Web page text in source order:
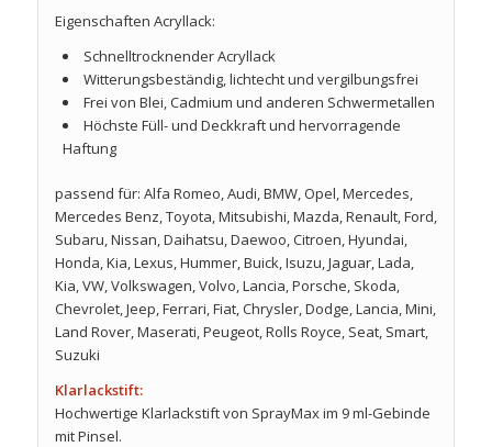
Eigenschaften Acryllack:
Schnelltrocknender Acryllack
Witterungsbeständig, lichtecht und vergilbungsfrei
Frei von Blei, Cadmium und anderen Schwermetallen
Höchste Füll- und Deckkraft und hervorragende
Haftung
passend für: Alfa Romeo, Audi, BMW, Opel, Mercedes,
Mercedes Benz, Toyota, Mitsubishi, Mazda, Renault, Ford,
Subaru, Nissan, Daihatsu, Daewoo, Citroen, Hyundai,
Honda, Kia, Lexus, Hummer, Buick, Isuzu, Jaguar, Lada,
Kia, VW, Volkswagen, Volvo, Lancia, Porsche, Skoda,
Chevrolet, Jeep, Ferrari, Fiat, Chrysler, Dodge, Lancia, Mini,
Land Rover, Maserati, Peugeot, Rolls Royce, Seat, Smart,
Suzuki
Klarlackstift:
Hochwertige Klarlackstift von SprayMax im 9 ml-Gebinde
mit Pinsel.